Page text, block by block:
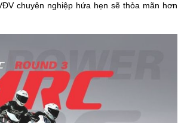
chuyên nghiệp hứa hẹn sẽ thỏa mãn hơn